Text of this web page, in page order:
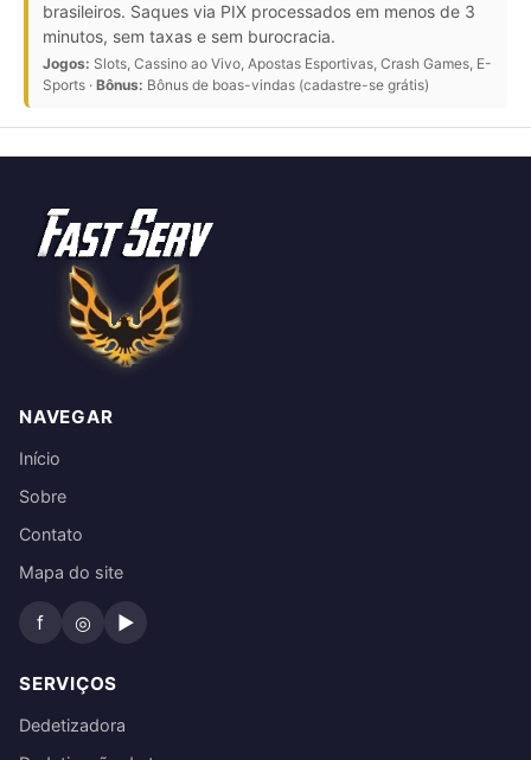
brasileiros. Saques via PIX processados em menos de 3
minutos, sem taxas e sem burocracia.
Jogos: Slots, Cassino ao Vivo, Apostas Esportivas, Crash Games, E-
Sports · Bônus: Bônus de boas-vindas (cadastre-se grátis)
NAVEGAR
Início
Sobre
Contato
Mapa do site
f ◎ ▶
SERVIÇOS
Dedetizadora